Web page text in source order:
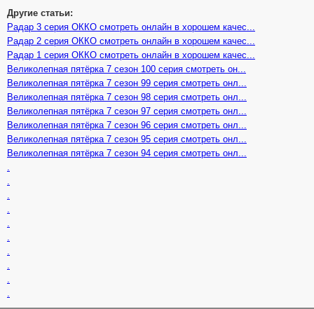
Другие статьи:
Радар 3 серия ОККО смотреть онлайн в хорошем качес...
Радар 2 серия ОККО смотреть онлайн в хорошем качес...
Радар 1 серия ОККО смотреть онлайн в хорошем качес...
Великолепная пятёрка 7 сезон 100 серия смотреть он...
Великолепная пятёрка 7 сезон 99 серия смотреть онл...
Великолепная пятёрка 7 сезон 98 серия смотреть онл...
Великолепная пятёрка 7 сезон 97 серия смотреть онл...
Великолепная пятёрка 7 сезон 96 серия смотреть онл...
Великолепная пятёрка 7 сезон 95 серия смотреть онл...
Великолепная пятёрка 7 сезон 94 серия смотреть онл...
.
.
.
.
.
.
.
.
.
.